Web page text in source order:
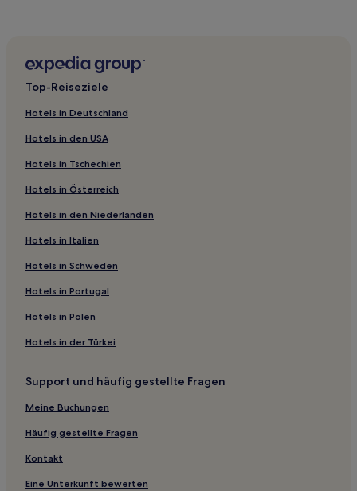
Lillhagen: Hotels
Hotels nahe Bahnhof Partille
Hotels nahe Bahnhof Göteborg Jonsered
Hotels nahe Straßenbahnhaltestelle Stockholmsgatan
Gamlestaden: Hotels
Hotels nahe Poseidon Statue
Hotels nahe Feskekôrka
Öjersjö: Hotels
Lorensberg: Hotels
Kviberg: Hotels
Lundby: Hotels
Hotels nahe Straßenbahnhaltestelle Bellevue
Olskroken: Hotels
Heden: Hotels
Backa: Hotels
Hotels nahe Dom zu Göteborg
Hotels nahe Straßenbahnhaltestelle SKF
Top-Reiseziele
Hotels in Deutschland
Hotels in den USA
Hotels in Tschechien
Hotels in Österreich
Hotels in den Niederlanden
Hotels in Italien
Hotels in Schweden
Hotels in Portugal
Hotels in Polen
Hotels in der Türkei
Support und häufig gestellte Fragen
Meine Buchungen
Häufig gestellte Fragen
Kontakt
Eine Unterkunft bewerten